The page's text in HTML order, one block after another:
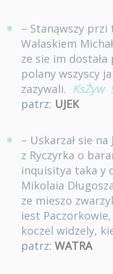
– Stanąwszy przi
Walaskiem
ze sie im
polany wszyscy
zazywali. KsŻyw
patrz: UJEK
– Uskarzał sie
z Ryczyrka o
inquisitya taka y
Mikolaia
ze mieszo
iest
koczel widzely,
patrz: WATRA